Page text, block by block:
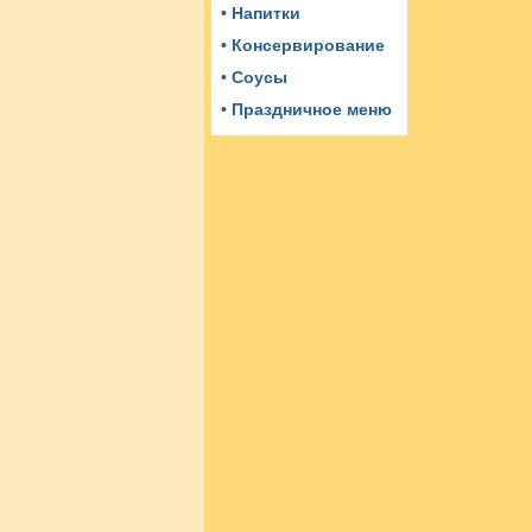
• Напитки
• Консервирование
• Соусы
• Праздничное меню